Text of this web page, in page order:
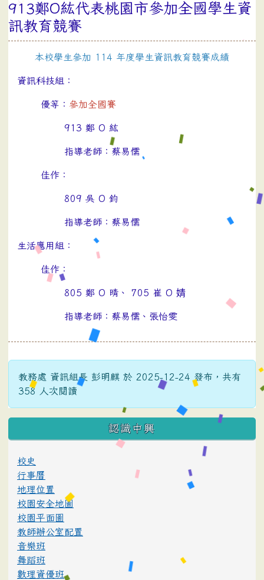
913鄭O紘代表桃園市參加全國學生資
訊教育競賽
本校學生參加 114 年度學生資訊教育競賽成績
資訊科技組：
優等： 參加全國賽
913 鄭 O 紘
指導老師：蔡易儒
佳作：
809 吳 O 鈞
指導老師：蔡易儒
生活應用組：
佳作：
805 鄭 O 晴、 705 崔 O 婧
指導老師：蔡易儒、張怡雯
教務處 資訊組長 彭明麒 於 2025-12-24 發布，共有
358 人次閱讀
:::
認識中興
校史
行事曆
地理位置
校園安全地圖
校園平面圖
教師辦公室配置
音樂班
舞蹈班
數理資優班